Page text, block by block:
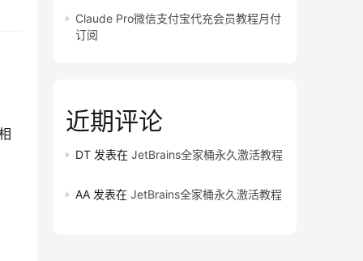
Claude Pro微信支付宝代充会员教程月付
订阅
近期评论
DT 发表在 JetBrains全家桶永久激活教程
AA 发表在 JetBrains全家桶永久激活教程